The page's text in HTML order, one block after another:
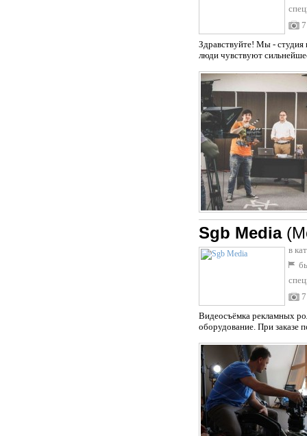
7
Здравствуйте! Мы - студия
люди чувствуют
Sgb Media
в
7
Видеосъёмка рекламных
оборудование. При заказе